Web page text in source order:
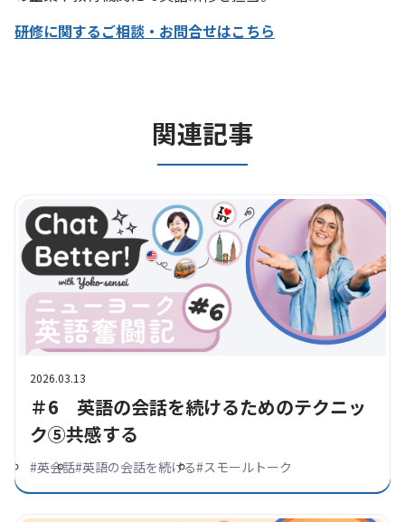
研修に関するご相談・お問合せはこちら
関連記事
2026.03.13
＃6 英語の会話を続けるためのテクニッ
ク⑤共感する
#英会話#英語の会話を続ける#スモールトーク